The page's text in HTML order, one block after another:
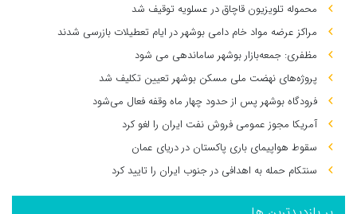
محموله تلویزیون قاچاق در عسلویه توقیف شد
مراکز عرضه مواد خام دامی بوشهر در ایام تعطیلات بازرسی شدند
مظفری: جمعه‌بازار بوشهر ساماندهی می‌ شود
پروژه‌های نهضت ملی مسکن بوشهر تعیین تکلیف شد
فرودگاه بوشهر پس از حدود چهار ماه وقفه فعال می‌شود
آمریکا مجوز عمومی فروش نفت ایران را لغو کرد
سقوط هواپیمای باری پاکستان در دریای عمان
سنتکام حمله به اهدافی در جنوب ایران را تایید کرد